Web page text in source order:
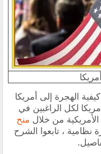
الهجرة إلى أمريكا
لكل الراغبين في
من خلال منح
نظامية ، تابعوا الشرح